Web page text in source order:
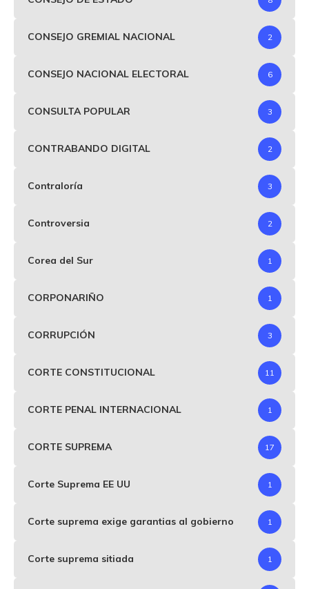
CONSEJO GREMIAL NACIONAL 2
CONSEJO NACIONAL ELECTORAL 6
CONSULTA POPULAR 3
CONTRABANDO DIGITAL 2
Contraloría 3
Controversia 2
Corea del Sur 1
CORPONARIÑO 1
CORRUPCIÓN 3
CORTE CONSTITUCIONAL 11
CORTE PENAL INTERNACIONAL 1
CORTE SUPREMA 17
Corte Suprema EE UU 1
Corte suprema exige garantias al gobierno 1
Corte suprema sitiada 1